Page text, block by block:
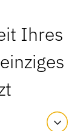
Ihres